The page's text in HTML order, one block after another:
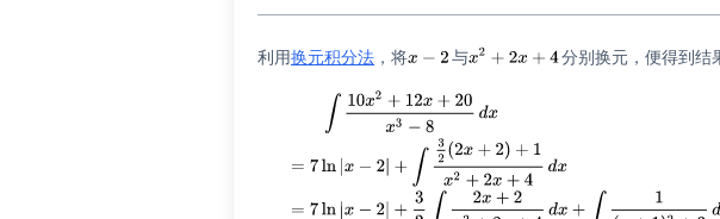
利用换元积分法 ，将 与 分别换元，便得到结